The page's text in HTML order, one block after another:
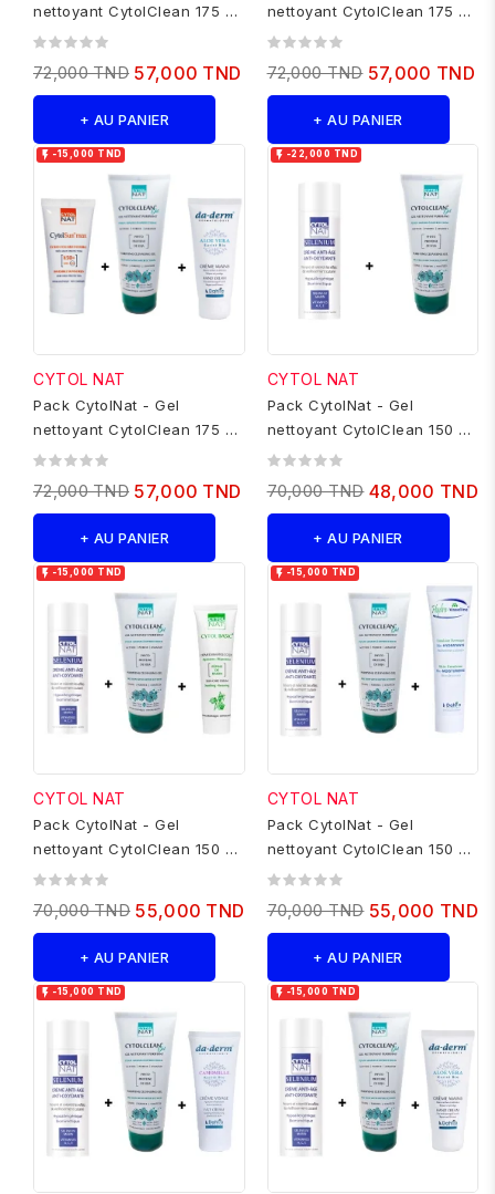
nettoyant CytolClean 175 ml
+ Ecran cytolsun max...
72,000 TND 57,000 TND
+ AU PANIER
nettoyant CytolClean 175 ml
+ Ecran cytolsun max...
72,000 TND 57,000 TND
+ AU PANIER
 -15,000 TND
CYTOL NAT
Pack CytolNat - Gel
nettoyant CytolClean 175 ml
+ Ecran cytolsun max...
72,000 TND 57,000 TND
+ AU PANIER
 -22,000 TND
CYTOL NAT
Pack CytolNat - Gel
nettoyant CytolClean 150 ml
+ Cytol Selenium 50 ml
70,000 TND 48,000 TND
+ AU PANIER
 -15,000 TND
CYTOL NAT
Pack CytolNat - Gel
nettoyant CytolClean 150 ml
+ Cytol Selenium 50 ml +...
70,000 TND 55,000 TND
+ AU PANIER
 -15,000 TND
CYTOL NAT
Pack CytolNat - Gel
nettoyant CytolClean 150 ml
+ Cytol Selenium 50 ml +...
70,000 TND 55,000 TND
+ AU PANIER
 -15,000 TND  -15,000 TND